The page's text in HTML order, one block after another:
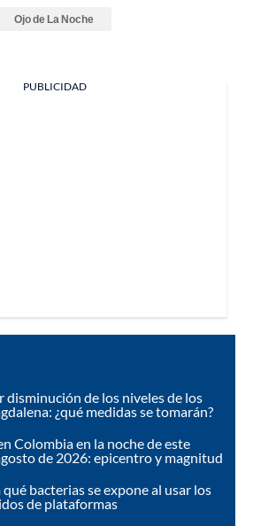
Ojo de La Noche
PUBLICIDAD
disminución de los niveles de los
¿qué medidas se tomarán?
Colombia en la noche de este
de 2026: epicentro y magnitud
bacterias se expone al usar los
de plataformas